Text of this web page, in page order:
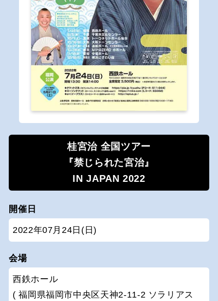
桂宮治 全国ツアー
『禁じられた宮治』
IN JAPAN 2022
開催日
2022年07月24日(日)
会場
西鉄ホール
( 福岡県福岡市中央区天神2-11-2 ソラリアス